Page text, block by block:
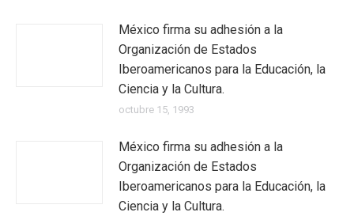
México firma su adhesión a la
Organización de Estados
Iberoamericanos para la Educación, la
Ciencia y la Cultura.
octubre 15, 1993
México firma su adhesión a la
Organización de Estados
Iberoamericanos para la Educación, la
Ciencia y la Cultura.